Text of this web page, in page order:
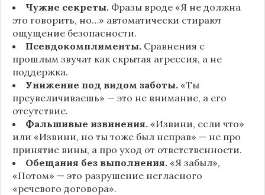
Чужие секреты. Фразы вроде «Я не должна
это говорить, но…» автоматически стирают
ощущение безопасности.
Псевдокомплименты. Сравнения с
прошлым звучат как скрытая агрессия, а не
поддержка.
Унижение под видом заботы. «Ты
преувеличиваешь» — это не внимание, а его
отсутствие.
Фальшивые извинения. «Извини, если что»
или «Извини, но ты тоже был неправ» — не про
принятие вины, а про уход от ответственности.
Обещания без выполнения. «Я забыл»,
«Потом» — это разрушение негласного
«речевого договора».